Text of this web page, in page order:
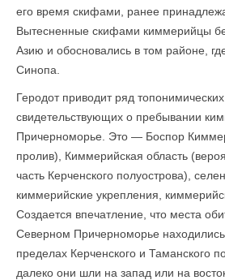
его время скифами, ранее
Вытесненные скифами киммерийцы
Азию и обосновались в том районе,
Синопа.
Геродот приводит ряд
свидетельствующих о пребывании
Причерноморье. Это — Боспор
пролив), Киммерийская область
часть Керченского полуострова),
киммерийские укрепления,
Создается впечатление, что места
Северном Причерноморье
пределах Керченского и Таманского
далеко они шли на запад или на